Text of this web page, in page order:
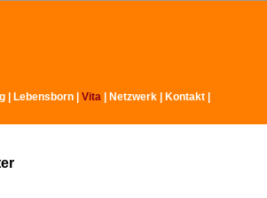
Lebensborn Vita Netzwerk Kontakt